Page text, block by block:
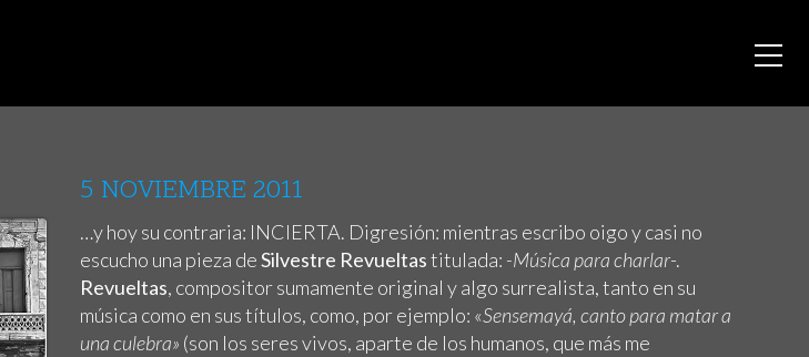
5 NOVIEMBRE 2011
…y hoy su contraria: INCIERTA. Digresión: mientras escribo oigo y casi no
escucho una pieza deSilvestre Revueltastitulada: -Música para charlar-.
Revueltas, compositor sumamente original y algo surrealista, tanto en su
música como en sus títulos, como, por ejemplo: «Sensemayá, canto para matar a
una culebra» (son los seres vivos, aparte de los humanos, que más me